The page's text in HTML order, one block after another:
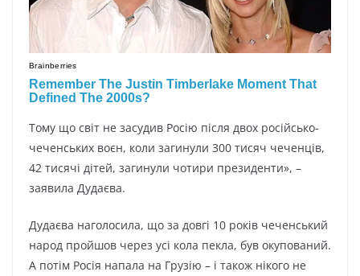
Тому що світ не засудив Росію після двох російсько-
чеченських воєн, коли загинули 300 тисяч чеченців,
42 тисячі дітей, загинули чотири президенти», –
заявила Дудаєва.
Дудаєва наголосила, що за довгі 10 років чеченський
народ пройшов через усі кола пекла, був окупований.
А потім Росія напала на Грузію – і також нікого не